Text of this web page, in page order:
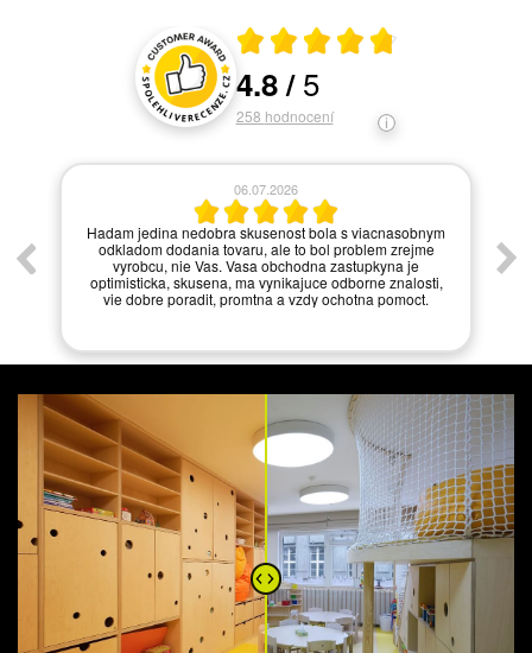
Hodnocení a recenze zákazníků
Průměrné hodnocení 4.8 z 5
4.8/5
258 hodnocení
06.07.2026
Hadam jedina nedobra skusenost bola s viacnasobnym
odkladom dodania tovaru, ale to bol problem zrejme
vyrobcu, nie Vas. Vasa obchodna zastupkyna je
optimisticka, skusena, ma vynikajuce odborne znalosti,
vie dobre poradit, promtna a vzdy ochotna pomoct.